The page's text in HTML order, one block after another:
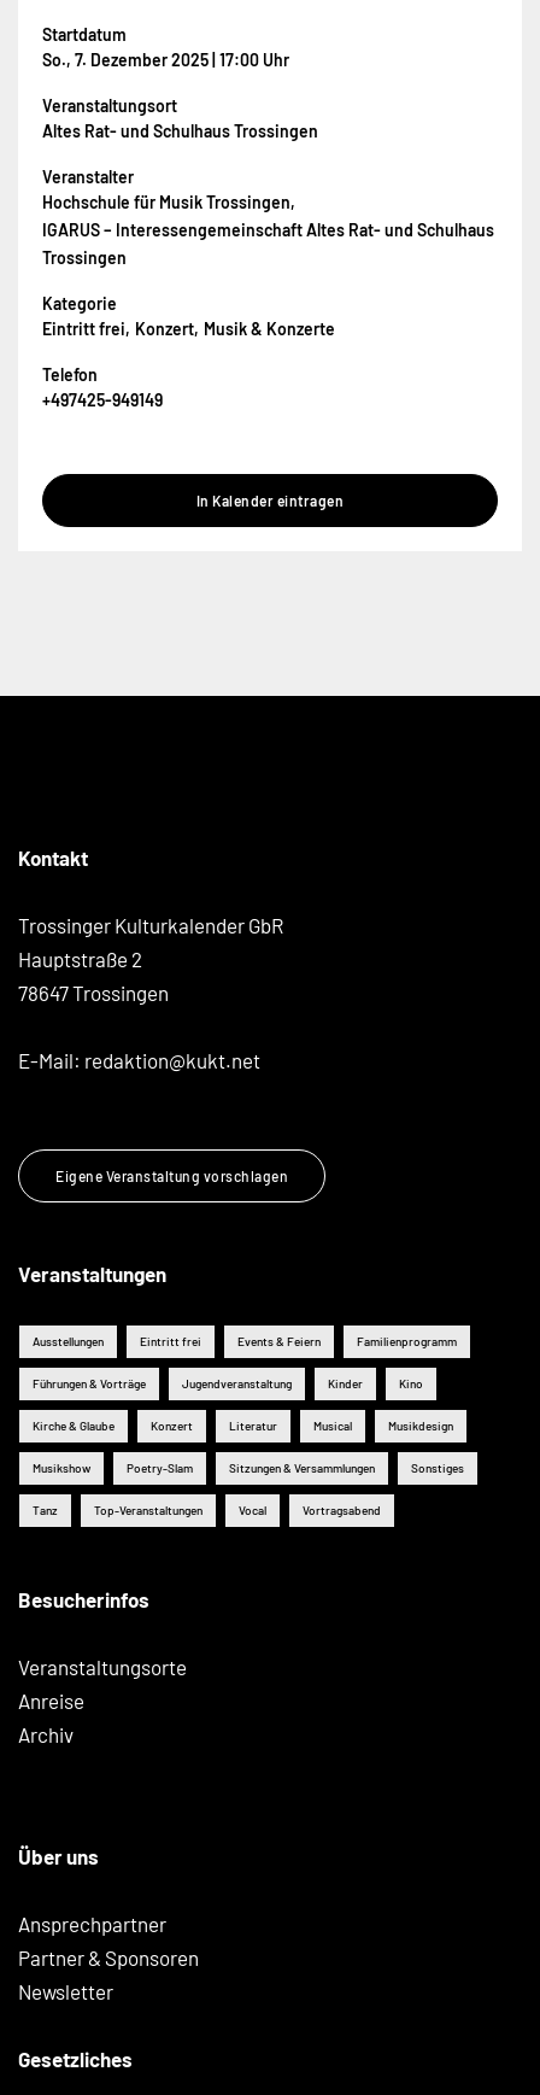
Startdatum
So., 7. Dezember 2025 | 17:00 Uhr
Veranstaltungsort
Altes Rat- und Schulhaus Trossingen
Veranstalter
Hochschule für Musik Trossingen
IGARUS – Interessengemeinschaft Altes Rat- und Schulhaus
Trossingen
Kategorie
Eintritt frei Konzert Musik & Konzerte
Telefon
+497425-949149
In Kalender eintragen
Kontakt
Trossinger Kulturkalender GbR
Hauptstraße 2
78647 Trossingen
E-Mail: redaktion@kukt.net
Eigene Veranstaltung vorschlagen
Veranstaltungen
Ausstellungen Eintritt frei Events & Feiern Familienprogramm
Führungen & Vorträge Jugendveranstaltung Kinder Kino
Kirche & Glaube Konzert Literatur Musical Musikdesign
Musikshow Poetry-Slam Sitzungen & Versammlungen Sonstiges
Tanz Top-Veranstaltungen Vocal Vortragsabend
Besucherinfos
Veranstaltungsorte
Anreise
Archiv
Über uns
Ansprechpartner
Partner & Sponsoren
Newsletter
Gesetzliches